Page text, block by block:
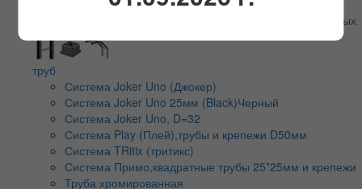
Торговые системы на основе хромированных
труб
Система Joker Uno (Джокер)
Система Joker Uno 25мм (Black)Черный
Система Joker Uno, D=32
Система Play (Плей),трубы и крепежи D50мм
Система TRitix (тритикс)
Система Примо,квадратные трубы 25*25мм и крепежи
Труба хромированная